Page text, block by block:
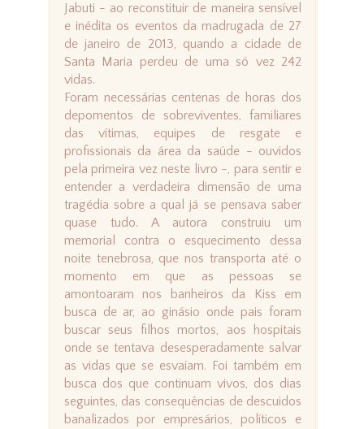
Jabuti - ao reconstituir de maneira sensível
e inédita os eventos da madrugada de 27
de janeiro de 2013, quando a cidade de
Santa Maria perdeu de uma só vez 242
vidas.
Foram necessárias centenas de horas dos
depomentos de sobreviventes, familiares
das vítimas, equipes de resgate e
profissionais da área da saúde - ouvidos
pela primeira vez neste livro -, para sentir e
entender a verdadeira dimensão de uma
tragédia sobre a qual já se pensava saber
quase tudo. A autora construiu um
memorial contra o esquecimento dessa
noite tenebrosa, que nos transporta até o
momento em que as pessoas se
amontoaram nos banheiros da Kiss em
busca de ar, ao ginásio onde pais foram
buscar seus filhos mortos, aos hospitais
onde se tentava desesperadamente salvar
as vidas que se esvaíam. Foi também em
busca dos que continuam vivos, dos dias
seguintes, das consequências de descuidos
banalizados por empresários, políticos e